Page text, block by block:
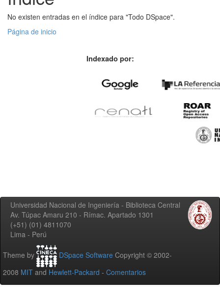
No existen entradas en el índice para "Todo DSpace".
Página de inicio
Indexado por:
Universidad Nacional de Ingeniería - Biblioteca Central
Av. Túpac Amaru 210 - Rímac. Apartado 1301
(+51) (01) 4811070
Lima - Perú
Theme by DSpace Software Copyright © 2002-
2008 MIT and Hewlett-Packard - Comentarios